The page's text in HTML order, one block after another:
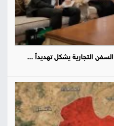
التجارية يشكل تهديداً ...